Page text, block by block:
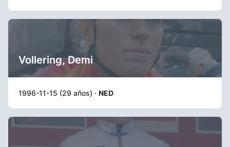
Vollering, Demi
1996-11-15 (29 años) · NED